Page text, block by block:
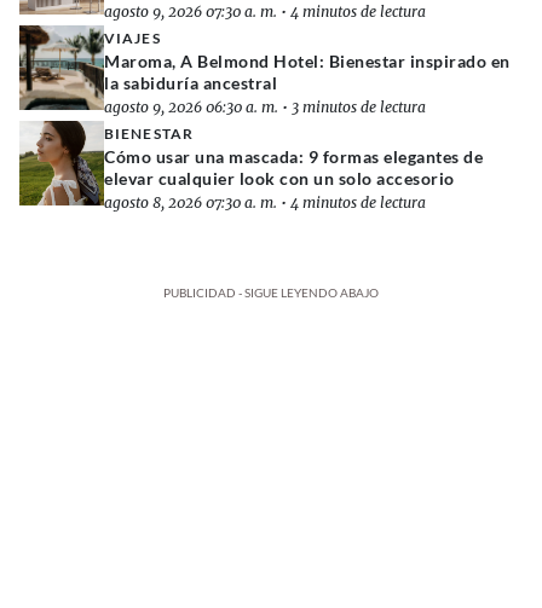
agosto 9, 2026 07:30 a. m. • 4 minutos de lectura
VIAJES
Maroma, A Belmond Hotel: Bienestar inspirado en
la sabiduría ancestral
agosto 9, 2026 06:30 a. m. • 3 minutos de lectura
BIENESTAR
Cómo usar una mascada: 9 formas elegantes de
elevar cualquier look con un solo accesorio
agosto 8, 2026 07:30 a. m. • 4 minutos de lectura
PUBLICIDAD - SIGUE LEYENDO ABAJO